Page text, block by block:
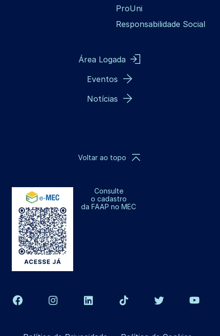
ProUni
Responsabilidade Social
Área Logada
Eventos
Notícias
Consulte
o cadastro
da FAAP no MEC
Voltar ao topo